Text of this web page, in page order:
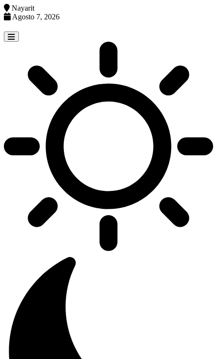
Nayarit
Agosto 7, 2026
to
content